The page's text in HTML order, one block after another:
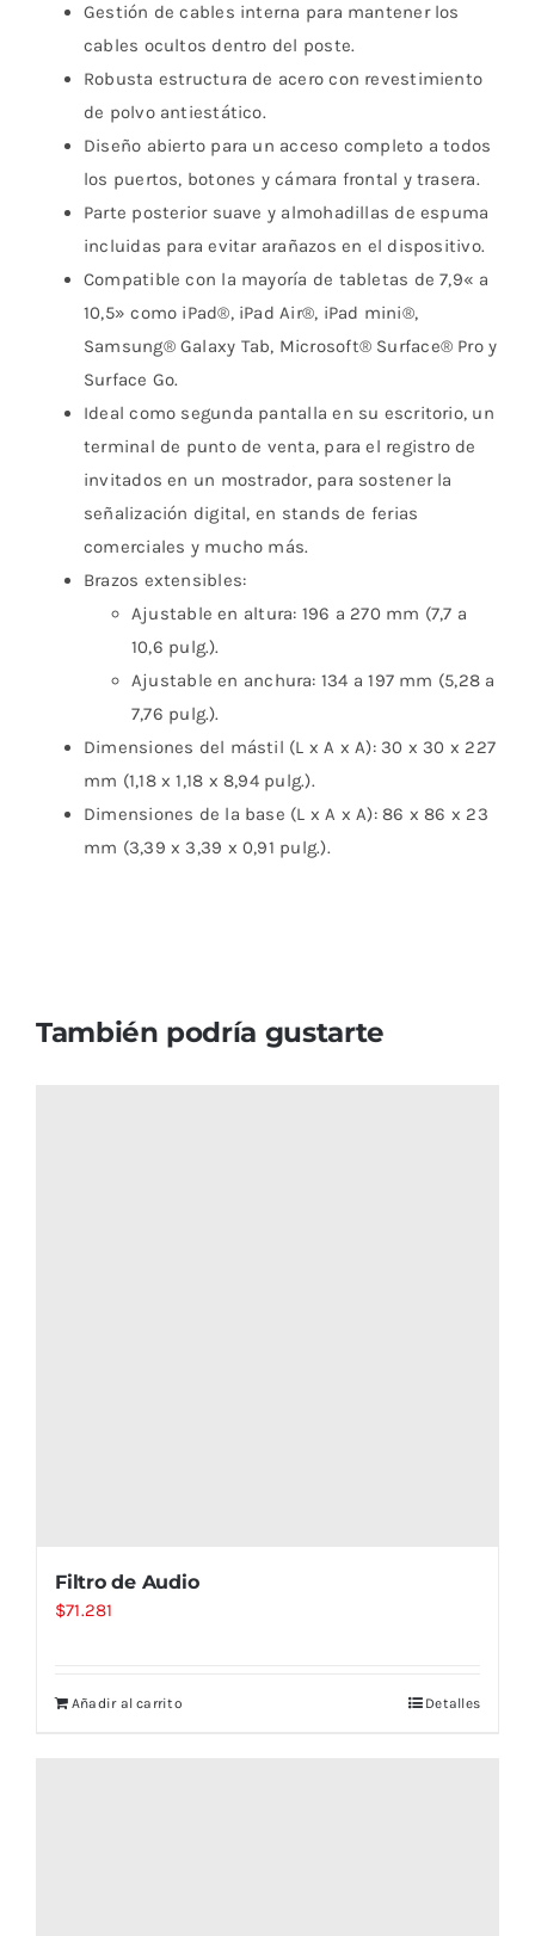
Gestión de cables interna para mantener los
cables ocultos dentro del poste.
Robusta estructura de acero con revestimiento
de polvo antiestático.
Diseño abierto para un acceso completo a todos
los puertos, botones y cámara frontal y trasera.
Parte posterior suave y almohadillas de espuma
incluidas para evitar arañazos en el dispositivo.
Compatible con la mayoría de tabletas de 7,9« a
10,5» como iPad®, iPad Air®, iPad mini®,
Samsung® Galaxy Tab, Microsoft® Surface® Pro y
Surface Go.
Ideal como segunda pantalla en su escritorio, un
terminal de punto de venta, para el registro de
invitados en un mostrador, para sostener la
señalización digital, en stands de ferias
comerciales y mucho más.
Brazos extensibles:
Ajustable en altura: 196 a 270 mm (7,7 a
10,6 pulg.).
Ajustable en anchura: 134 a 197 mm (5,28 a
7,76 pulg.).
Dimensiones del mástil (L x A x A): 30 x 30 x 227
mm (1,18 x 1,18 x 8,94 pulg.).
Dimensiones de la base (L x A x A): 86 x 86 x 23
mm (3,39 x 3,39 x 0,91 pulg.).
También podría gustarte
Filtro de Audio
$71.281
Añadir al carrito Detalles